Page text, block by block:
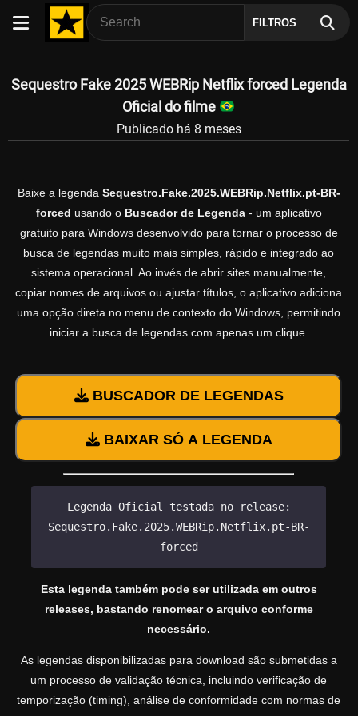
FILTROS
Sequestro Fake 2025 WEBRip Netflix forced Legenda
Oficial do filme
Publicado há 8 meses
Baixe a legenda Sequestro.Fake.2025.WEBRip.Netflix.pt-BR-
forced usando o Buscador de Legenda- um aplicativo
gratuito para Windows desenvolvido para tornar o processo de
busca de legendas muito mais simples, rápido e integrado ao
sistema operacional. Ao invés de abrir sites manualmente,
copiar nomes de arquivos ou ajustar títulos, o aplicativo adiciona
uma opção direta no menu de contexto do Windows, permitindo
iniciar a busca de legendas com apenas um clique.
BUSCADOR DE LEGENDAS
BAIXAR SÓ A LEGENDA
Legenda Oficial testada no release:
Sequestro.Fake.2025.WEBRip.Netflix.pt-BR-
forced
Esta legenda também pode ser utilizada em outros
releases, bastando renomear o arquivo conforme
necessário.
As legendas disponibilizadas para download são submetidas a
um processo de validação técnica, incluindo verificação de
temporização (timing), análise de conformidade com normas de